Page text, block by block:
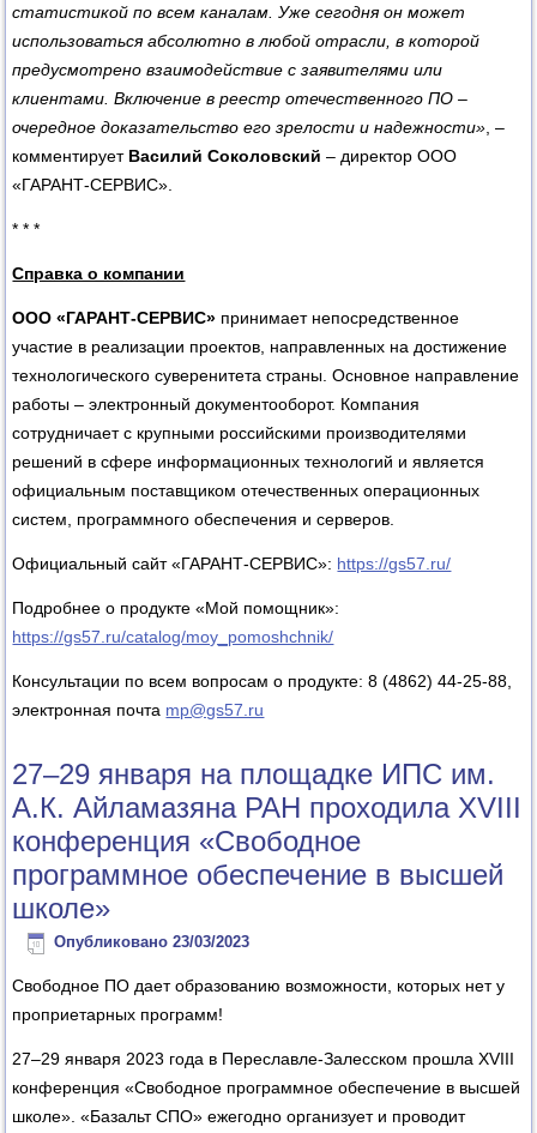
статистикой по всем каналам. Уже сегодня он может
использоваться абсолютно в любой отрасли, в которой
предусмотрено взаимодействие с заявителями или
клиентами. Включение в реестр отечественного ПО –
очередное доказательство его зрелости и надежности» , –
комментирует Василий Соколовский – директор ООО
«ГАРАНТ-СЕРВИС».
* * *
Справка о компании
ООО «ГАРАНТ-СЕРВИС» принимает непосредственное
участие в реализации проектов, направленных на достижение
технологического суверенитета страны. Основное направление
работы – электронный документооборот. Компания
сотрудничает с крупными российскими производителями
решений в сфере информационных технологий и является
официальным поставщиком отечественных операционных
систем, программного обеспечения и серверов.
Официальный сайт «ГАРАНТ-СЕРВИС»: https://gs57.ru/
Подробнее о продукте «Мой помощник»:
https://gs57.ru/catalog/moy_pomoshchnik/
Консультации по всем вопросам о продукте: 8 (4862) 44-25-88,
электронная почта mp@gs57.ru
27–29 января на площадке ИПС им.
А.К. Айламазяна РАН проходила XVIII
конференция «Свободное
программное обеспечение в высшей
школе»
Опубликовано 23/03/2023
Свободное ПО дает образованию возможности, которых нет у
проприетарных программ!
27–29 января 2023 года в Переславле-Залесском прошла XVIII
конференция «Свободное программное обеспечение в высшей
школе». «Базальт СПО» ежегодно организует и проводит